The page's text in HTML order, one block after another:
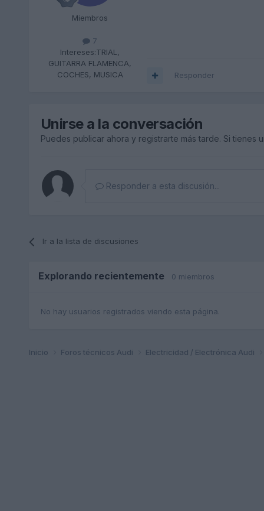
Miembros
7
Intereses:TRIAL,
GUITARRA FLAMENCA,
COCHES, MUSICA
Responder
Unirse a la conversación
Puedes publicar ahora y registrarte más tarde. Si tienes
Responder a esta discusión...
Ir a la lista de discusiones
Explorando recientemente 0 miembros
No hay usuarios registrados viendo esta página.
Inicio Foros técnicos Audi Electricidad / Electrónica Audi